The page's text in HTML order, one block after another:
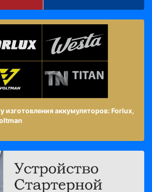
изготовления аккумуляторов: Forlux,